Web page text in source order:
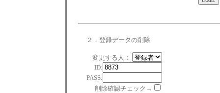
２．登録データの削除
変更する人：
ID:
PASS:
削除確認チェック→